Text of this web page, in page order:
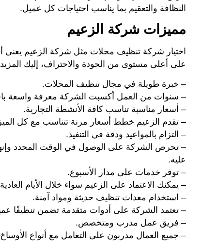
النظافة والتعقيم بما يناسب احتياجات كل عميل.
مميزات شركة الزعيم
اختيار شركة تنظيف محلات مثل شركة الزعيم
على أعلى مستوى من الجودة والاحتراف، إليك
– خبرة طويلة في مجال تنظيف المحلات.
– سنوات من العمل أكسبت الشركة معرفة واسعة
– أسعار مناسبة تناسب كافة الأنشطة التجارية.
– تقدم الزعيم خطط أسعار مرنة تتناسب مع كل
– التزام بالمواعيد ودقة في التنفيذ.
– تحرص الشركة على الوصول في الوقت المحدد
عليه.
– توفر خدمات على مدار الأسبوع.
– يمكنك الاعتماد على الزعيم سواء خلال الأيام
– استخدام معدات تنظيف حديثة ومواد آمنة.
– تعتمد الشركة على أدوات متقدمة تضمن تنظيفًا
– فريق عمل مدرب ومتخصص.
– جميع العمال مدربون على التعامل مع أنواع الأوساخ